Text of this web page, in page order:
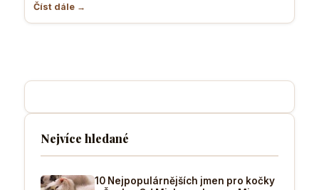
Číst dále →
Nejvíce hledané
10 Nejpopulárnějších jmen pro kočky